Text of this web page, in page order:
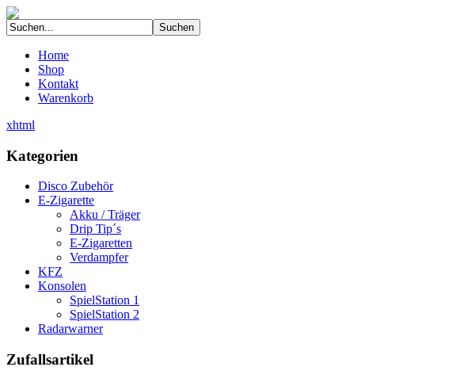
Home
Shop
Kontakt
Warenkorb
xhtml
Kategorien
Disco Zubehör
E-Zigarette
Akku / Träger
Drip Tip´s
E-Zigaretten
Verdampfer
KFZ
Konsolen
SpielStation 1
SpielStation 2
Radarwarner
Zufallsartikel